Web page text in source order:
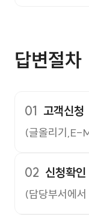
답변절차
01 고객신청
(글올리기,E-
02 신청확인
(담당부서에